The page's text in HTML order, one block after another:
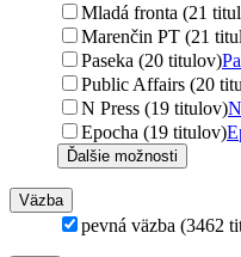
Mladá fronta (21
Marenčin PT (21
Paseka (20 titulov)
Public Affairs (20
N Press (19 titulov)
Epocha (19 titulov)
Ďalšie možnosti
Väzba
pevná väzba (3462